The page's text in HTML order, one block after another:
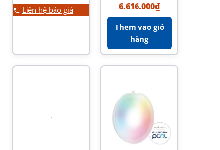
Mount Sand Filter
Liên hệ báo giá
chính hãng
6.616.000₫
Thêm vào giỏ
hàng